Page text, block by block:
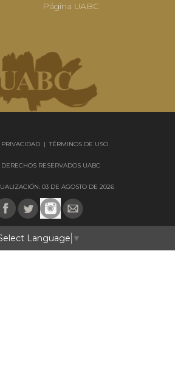
Página UABC
| TÉRMINOS DE USO
RESERVADOS UABC
03 DE AGOSTO DE 2026
Language ▼